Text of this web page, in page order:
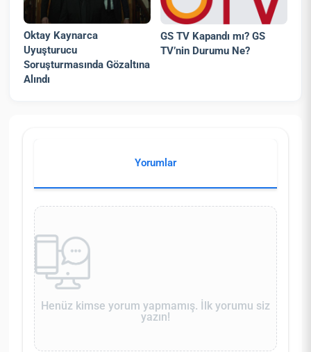
Oktay Kaynarca
Uyuşturucu
Soruşturmasında Gözaltına
Alındı
GS TV Kapandı mı? GS
TV’nin Durumu Ne?
Yorumlar
Henüz kimse yorum yapmamış. İlk yorumu siz
yazın!